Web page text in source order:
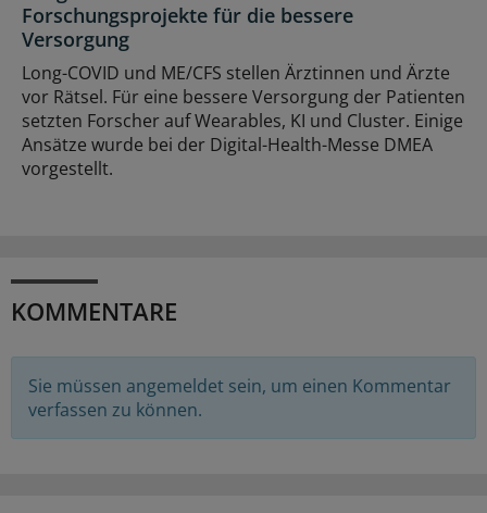
Forschungsprojekte für die bessere
Versorgung
Long-COVID und ME/CFS stellen Ärztinnen und Ärzte
vor Rätsel. Für eine bessere Versorgung der Patienten
setzten Forscher auf Wearables, KI und Cluster. Einige
Ansätze wurde bei der Digital-Health-Messe DMEA
vorgestellt.
KOMMENTARE
Sie müssen angemeldet sein, um einen Kommentar
verfassen zu können.